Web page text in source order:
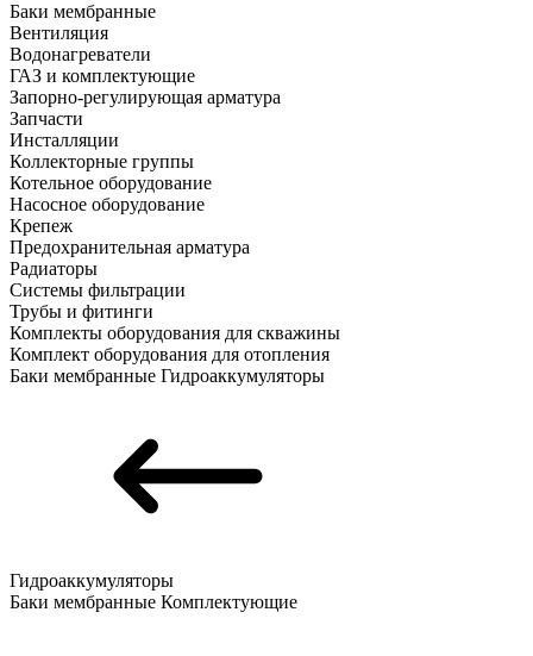
Баки мембранные
Вентиляция
Водонагреватели
ГАЗ и комплектующие
Запорно-регулирующая арматура
Запчасти
Инсталляции
Коллекторные группы
Котельное оборудование
Насосное оборудование
Крепеж
Предохранительная арматура
Радиаторы
Системы фильтрации
Трубы и фитинги
Комплекты оборудования для скважины
Комплект оборудования для отопления
Баки мембранные Гидроаккумуляторы
Гидроаккумуляторы
Баки мембранные Комплектующие